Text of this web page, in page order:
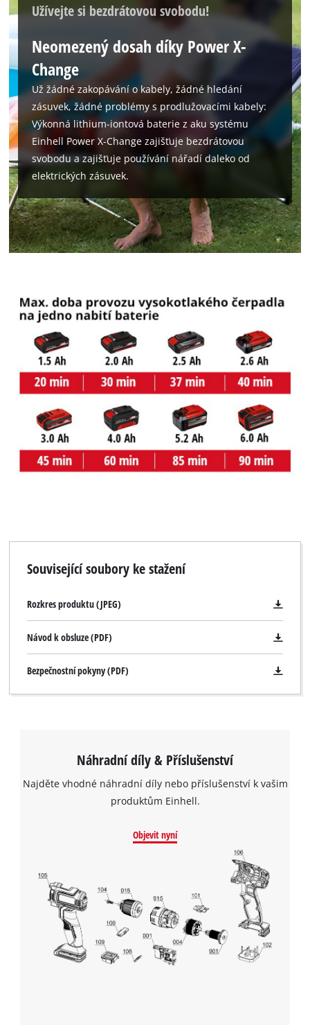
Powered byUsercentrics Consent
Management Platform
Užívejte si bezdrátovou svobodu!
Neomezený dosah díky Power X-
Change
Už žádné zakopávání o kabely, žádné hledání
zásuvek, žádné problémy s prodlužovacími kabely:
Výkonná lithium-iontová baterie z aku systému
Einhell Power X-Change zajišťuje bezdrátovou
svobodu a zajišťuje používání nářadí daleko od
elektrických zásuvek.
Související soubory ke stažení
Rozkres produktu (JPEG)
Návod k obsluze (PDF)
Bezpečnostní pokyny (PDF)
Náhradní díly & Příslušenství
Najděte vhodné náhradní díly nebo příslušenství k vašim
produktům Einhell.
Objevit nyní